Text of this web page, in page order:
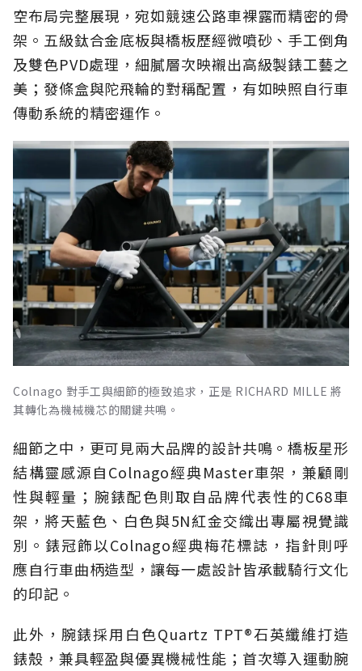
空布局完整展現，宛如競速公路車裸露而精密的骨
架。五級鈦合金底板與橋板歷經微噴砂、手工倒角
及雙色PVD處理，細膩層次映襯出高級製錶工藝之
美；發條盒與陀飛輪的對稱配置，有如映照自行車
傳動系統的精密運作。
Colnago 對手工與細節的極致追求，正是 RICHARD MILLE 將
其轉化為機械機芯的關鍵共鳴。
細節之中，更可見兩大品牌的設計共鳴。橋板星形
結構靈感源自Colnago經典Master車架，兼顧剛
性與輕量；腕錶配色則取自品牌代表性的C68車
架，將天藍色、白色與5N紅金交織出專屬視覺識
別。錶冠飾以Colnago經典梅花標誌，指針則呼
應自行車曲柄造型，讓每一處設計皆承載騎行文化
的印記。
此外，腕錶採用白色Quartz TPT®石英纖維打造
錶殼，兼具輕盈與優異機械性能；首次導入運動腕